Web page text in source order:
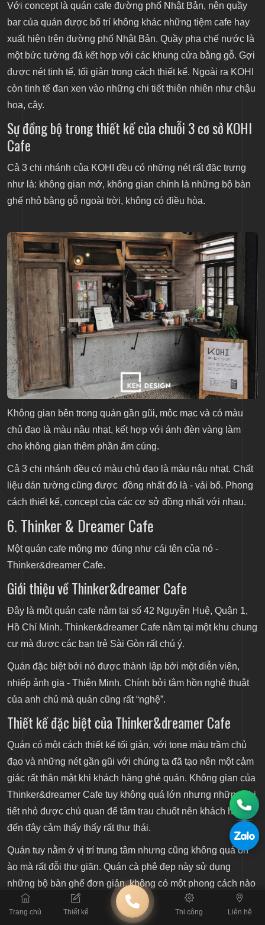
Với concept là quán cafe đường phố Nhật Bản, nên quầy
bar của quán được bố trí không khác những tiệm cafe hay
xuất hiện trên đường phố Nhật Bản. Quầy pha chế nước là
một bức tường đá kết hợp với các khung cửa bằng gỗ. Gợi
được nét tinh tế, tối giản trong cách thiết kế. Ngoài ra KOHI
còn tinh tế đan xen vào những chi tiết thiên nhiên như chậu
hoa, cây.
Sự đồng bộ trong thiết kế của chuỗi 3 cơ sở KOHI
Cafe
Cả 3 chi nhánh của KOHI đều có những nét rất đặc trưng
như là: không gian mở, không gian chính là những bộ bàn
ghế nhỏ bằng gỗ ngoài trời, không có điều hòa.
Không gian bên trong quán gần gũi, mộc mạc và có màu
chủ đạo là màu nâu nhạt, kết hợp với ánh đèn vàng làm
cho không gian thêm phần ấm cúng.
Cả 3 chi nhánh đều có màu chủ đạo là màu nâu nhạt. Chất
liệu dán tường cũng được đồng nhất đó là - vải bố. Phong
cách thiết kế, concept của các cơ sở đồng nhất với nhau.
6. Thinker & Dreamer Cafe
Một quán cafe mộng mơ đúng như cái tên của nó -
Thinker&dreamer Cafe.
Giới thiệu về Thinker&dreamer Cafe
Đây là một quán cafe nằm tại số 42 Nguyễn Huệ, Quận 1,
Hồ Chí Minh. Thinker&dreamer Cafe nằm tại một khu chung
cư mà được các bạn trẻ Sài Gòn rất chú ý.
Quán đặc biệt bởi nó được thành lập bởi một diễn viên,
nhiếp ảnh gia - Thiên Minh. Chính bởi tâm hồn nghệ thuật
của anh chủ mà quán cũng rất “nghệ”.
Thiết kế đặc biệt của Thinker&dreamer Cafe
Quán có một cách thiết kế tối giản, với tone màu trầm chủ
đạo và những nét gần gũi với chúng ta đã tạo nên một cảm
giác rất thân mật khi khách hàng ghé quán. Không gian của
Thinker&dreamer Cafe tuy không quá lớn nhưng những chi
tiết nhỏ được chủ quan để tâm trau chuốt nên khách hàng
đến đây cảm thấy thấy rất thư thái.
Quán tuy nằm ở vị trí trung tâm nhưng cũng không quá ồn
ào mà rất đỗi thư giãn. Quán cà phê đẹp này sử dụng
những bộ bàn ghế đơn giản, không có một phong cách nào
chủ đạo cả. Những chi tiết được cóp nhặt dần dần thành
một quán cafe mà chỉ những “tâm hồn mơ mộng” mới cảm
Trang chủ Thiết kế Thi công Liên hệ